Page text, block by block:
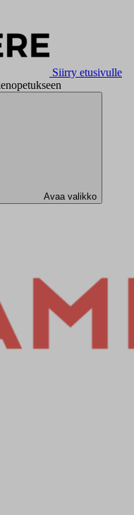
Siirry etusivulle
Avaa valikko